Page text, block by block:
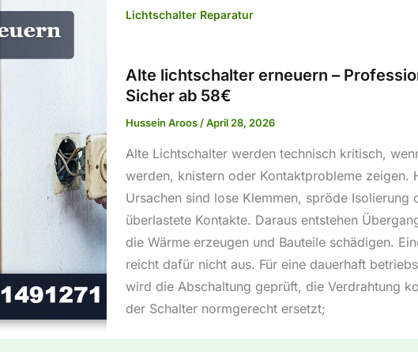
Lichtschalter Reparatur
Alte lichtschalter erneuern –
Sicher ab 58€
Hussein Aroos/April 28, 2026
Alte Lichtschalter werden technisch kritisch,
werden, knistern oder Kontaktprobleme zeigen.
Ursachen sind lose Klemmen, spröde Isolierung
überlastete Kontakte. Daraus entstehen
die Wärme erzeugen und Bauteile schädigen.
reicht dafür nicht aus. Für eine dauerhaft
wird die Abschaltung geprüft, die Verdrahtung
der Schalter normgerecht ersetzt;